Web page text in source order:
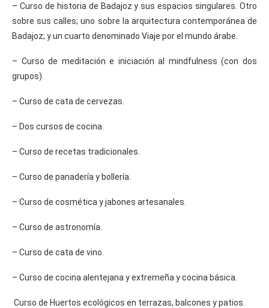
– Curso de historia de Badajoz y sus espacios singulares. Otro
sobre sus calles; uno sobre la arquitectura contemporánea de
Badajoz; y un cuarto denominado Viaje por el mundo árabe.
– Curso de meditación e iniciación al mindfulness (con dos
grupos).
– Curso de cata de cervezas.
– Dos cursos de cocina.
– Curso de recetas tradicionales.
– Curso de panadería y bollería.
– Curso de cosmética y jabones artesanales.
– Curso de astronomía.
– Curso de cata de vino.
– Curso de cocina alentejana y extremeña y cocina básica.
Curso de Huertos ecológicos en terrazas, balcones y patios.